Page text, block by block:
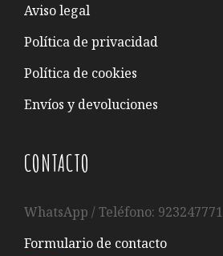
Aviso legal
Política de privacidad
Política de cookies
Envíos y devoluciones
CONTACTO
WhatsApp / Teléfono: 923247771
Formulario de contacto